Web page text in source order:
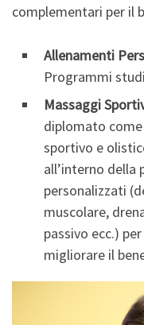
complementari per il
Allenamenti
Programmi
Massaggi
diplomato
sportivo e
all’interno
personalizzati
muscolare,
passivo ecc.)
migliorare il